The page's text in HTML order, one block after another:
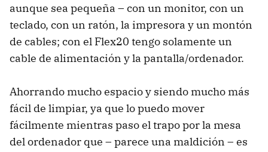
aunque sea pequeña – con un monitor, con un
teclado, con un ratón, la impresora y un montón
de cables; con el Flex20 tengo solamente un
cable de alimentación y la pantalla/ordenador.
Ahorrando mucho espacio y siendo mucho más
fácil de limpiar, ya que lo puedo mover
fácilmente mientras paso el trapo por la mesa
del ordenador que – parece una maldición – es